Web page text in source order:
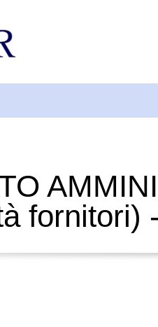
fornitori)